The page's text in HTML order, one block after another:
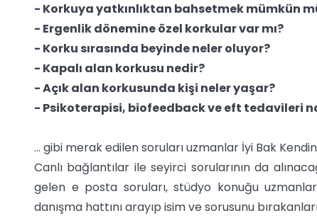
- Korkuya yatkınlıktan bahsetmek mümkün
- Ergenlik dönemine özel korkular var mı?
- Korku sırasında beyinde neler oluyor?
- Kapalı alan korkusu nedir?
- Açık alan korkusunda kişi neler yaşar?
- Psikoterapisi, biofeedback ve eft tedavileri
... gibi merak edilen soruları uzmanlar İyi Bak
Canlı bağlantılar ile seyirci sorularının da
gelen e posta soruları, stüdyo konuğu
danışma hattını arayıp isim ve sorusunu